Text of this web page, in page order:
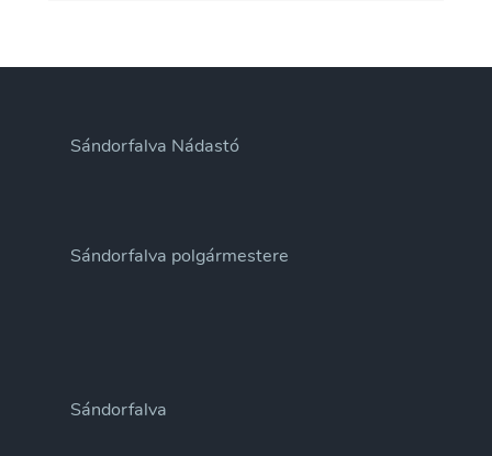
Sándorfalva Nádastó
Sándorfalva polgármestere
Sándorfalva